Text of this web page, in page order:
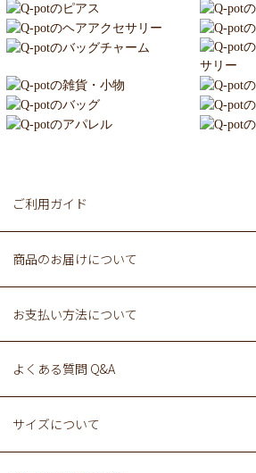
ご利用ガイド
商品のお届けについて
お支払い方法について
よくある質問 Q&A
サイズについて